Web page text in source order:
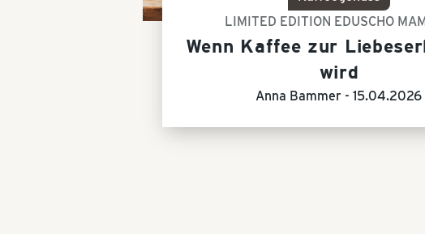
LIMITED EDITION EDUSCHO
Wenn Kaffee zur
wird
Anna Bammer -15.04.2026